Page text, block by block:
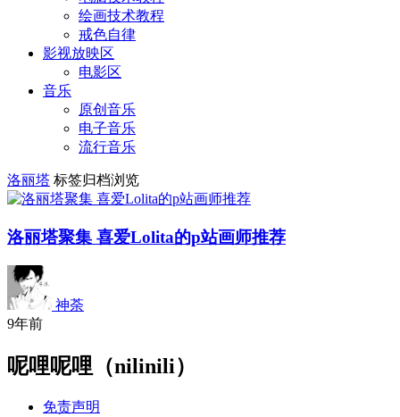
绘画技术教程
戒色自律
影视放映区
电影区
音乐
原创音乐
电子音乐
流行音乐
洛丽塔 标签归档浏览
洛丽塔聚集 喜爱Lolita的p站画师推荐
神荼
9年前
呢哩呢哩（nilinili）
免责声明